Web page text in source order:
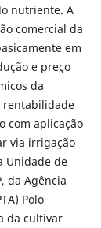
nutriente. A
comercial da
em
e preço
da
rentabilidade
com aplicação
via irrigação
Unidade de
da Agência
Polo
da cultivar